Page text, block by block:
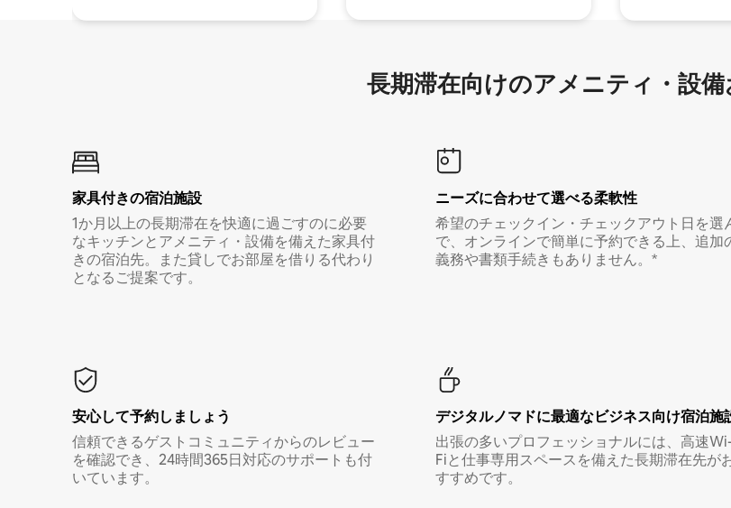
長期滞在向け⁠のア⁠メ⁠ニ⁠テ⁠ィ⁠・設⁠
家具付き⁠の宿⁠泊⁠施⁠設
1か月以上の長期滞在を快適に過ごすのに必要
なキッチンとアメニティ・設備を備えた家具付
きの宿泊先。また貸しでお部屋を借りる代わり
となるご提案です。
ニーズに合わせて選べる柔軟性
希望のチェックイン・チェックアウト日を選
で、オンラインで簡単に予約できる上、追加
義務や書類手続きもありません。*
安心して予約しましょう
信頼できるゲストコミュニティからのレビュー
を確認でき、24時間365日対応のサポートも付
いています。
デジタルノマド⁠に最⁠適⁠なビ⁠ジ⁠ネ⁠ス⁠向⁠け宿⁠泊⁠施⁠
出張の多いプロフェッショナルには、高速
Fiと仕事専用スペースを備えた長期滞在先が
すすめです。